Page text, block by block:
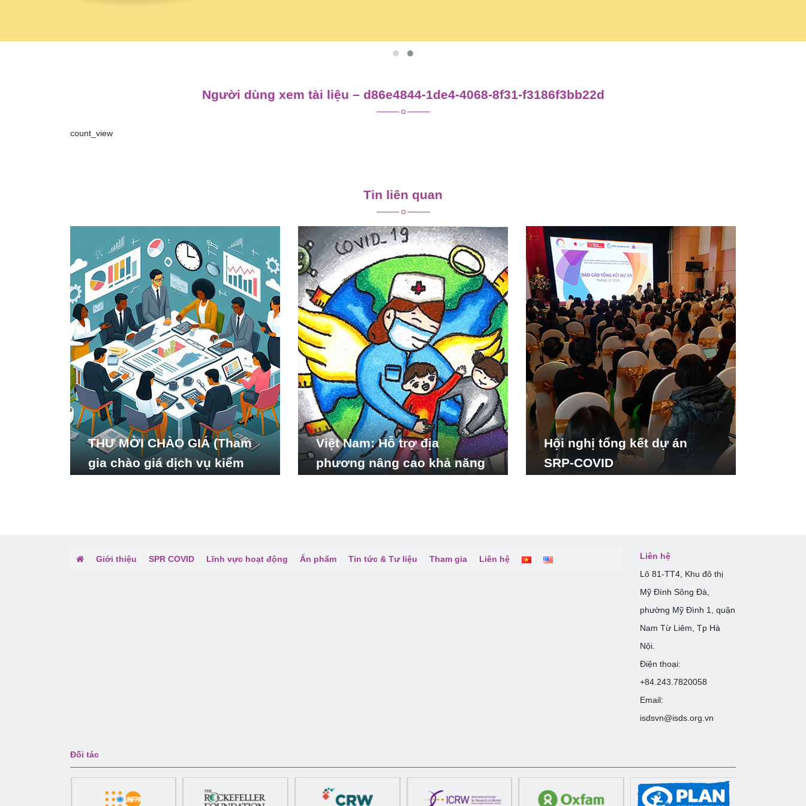
Người dùng xem tài liệu – d86e4844-1de4-4068-8f31-f3186f3bb22d
count_view
viết
Tin liên quan
THƯ MỜI CHÀO GIÁ (Tham
gia chào giá dịch vụ kiểm
Việt Nam: Hỗ trợ địa
phương nâng cao khả năng
Hội nghị tổng kết dự án
SRP-COVID
Giới thiệu SPR COVID Lĩnh vực hoạt động Ấn phẩm Tin tức & Tư liệu Tham gia Liên hệ
Liên hệ
Lô 81-TT4, Khu đô thị
Mỹ Đình Sông Đà,
phường Mỹ Đình 1, quận
Nam Từ Liêm, Tp Hà
Nội.
Điện thoại:
+84.243.7820058
Email:
isdsvn@isds.org.vn
Đối tác